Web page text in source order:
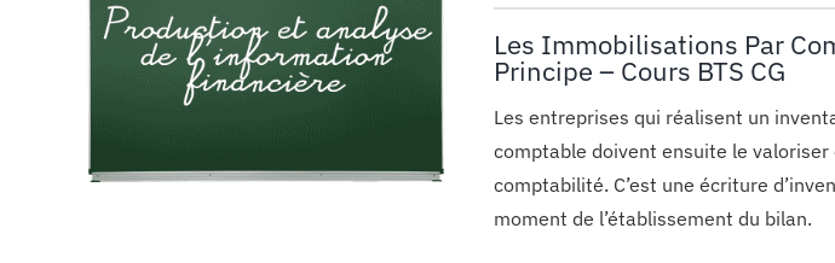
Les Immobilisations Par
Principe – Cours BTS CG
Les entreprises qui réalisent un
comptable doivent ensuite le valoriser
comptabilité. C’est une écriture
moment de l’établissement du bilan.